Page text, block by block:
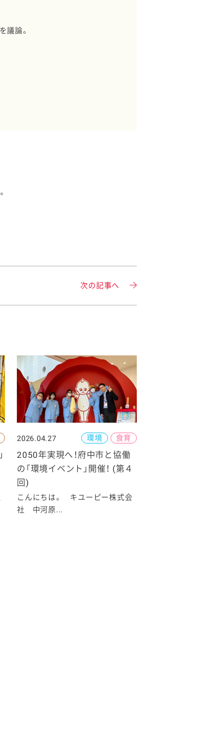
議論。
次の記事へ
環境 食育
2026.04.27
2050年実現へ！府中市と協働
の「環境イベント」開催！ (第４
回)
こんにちは。 キユーピー株式会
社 中河原...